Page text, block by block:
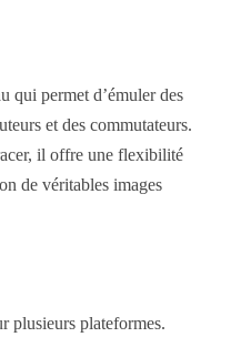
qui permet d’émuler des
et des commutateurs.
il offre une flexibilité
de véritables images
plusieurs plateformes.